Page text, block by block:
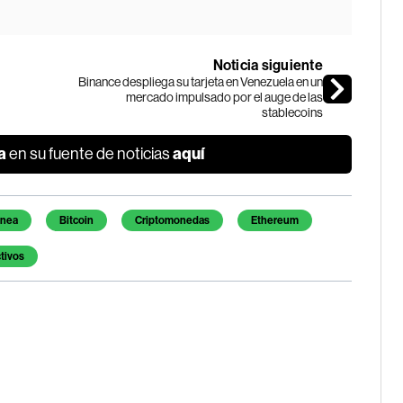
Noticia siguiente
Binance despliega su tarjeta en Venezuela en un
mercado impulsado por el auge de las
stablecoins
en su fuente de noticiasaquí
Bitcoin Criptomonedas Ethereum